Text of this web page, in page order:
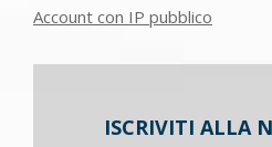
Account con IP pubblico
ISCRIVITI ALLA